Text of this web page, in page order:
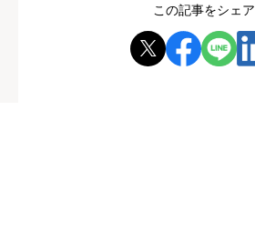
この記事をシェア